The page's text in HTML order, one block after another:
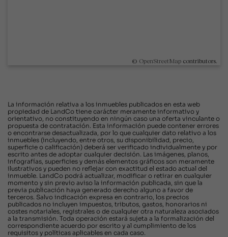
© OpenStreetMap contributors.
La información relativa a los inmuebles publicados en esta web
propiedad de LandCo tiene carácter meramente informativo y
orientativo, no constituyendo en ningún caso una oferta vinculante o
propuesta de contratación. Esta información puede contener errores
o encontrarse desactualizada, por lo que cualquier dato relativo a los
inmuebles (incluyendo, entre otros, su disponibilidad, precio,
superficie o calificación) deberá ser verificado individualmente y por
escrito antes de adoptar cualquier decisión. Las imágenes, planos,
infografías, superficies y demás elementos gráficos son meramente
ilustrativos y pueden no reflejar con exactitud el estado actual del
inmueble. LandCo podrá actualizar, modificar o retirar en cualquier
momento y sin previo aviso la información publicada, sin que la
previa publicación haya generado derecho alguno a favor de
terceros. Salvo indicación expresa en contrario, los precios
publicados no incluyen impuestos, tributos, gastos, honorarios ni
costes notariales, registrales o de cualquier otra naturaleza asociados
a la transmisión. Toda operación estará sujeta a la formalización del
correspondiente acuerdo por escrito y al cumplimiento de los
requisitos y políticas aplicables en cada caso.